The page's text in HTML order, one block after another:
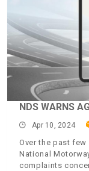
NDS WARNS
Apr 10, 2024
Over the past
National
complaints